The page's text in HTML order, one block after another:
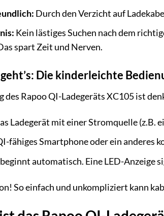
Durch den Verzicht auf
Kein lästiges Suchen nach dem
spart Zeit und Nerven.
Die kinderleichte
des Rapoo QI-Ladegeräts XC105 ist
Ladegerät mit einer Stromquelle (z.B.
fähiges Smartphone oder ein anderes
automatisch. Eine LED-Anzeige
So einfach und unkompliziert kann